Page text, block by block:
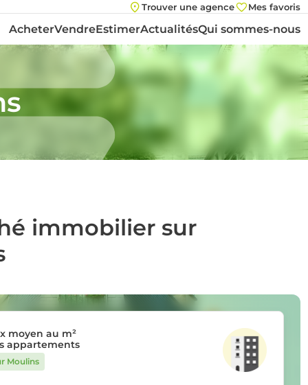
Trouver une agence Mes favoris
AcheterVendreEstimerActualitésQui sommes-nous
immobilier sur
moyen au m²
appartements
Moulins